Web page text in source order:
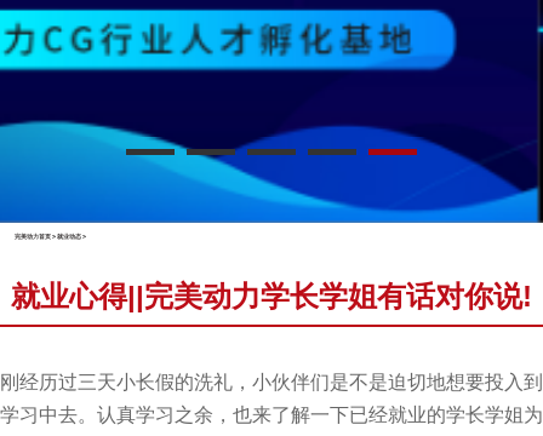
完美动力首页 > 就业动态 >
就业心得||完美动力学长学姐有话对你说!
刚经历过三天小长假的洗礼，小伙伴们是不是迫切地想要投入到
学习中去。认真学习之余，也来了解一下已经就业的学长学姐为